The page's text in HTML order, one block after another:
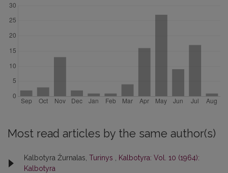
Most read articles by the same author(s)
Kalbotyra Žurnalas, Turinys
Kalbotyra: Vol. 10 (1964):
Kalbotyra